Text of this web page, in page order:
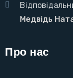
Медвідь
Про нас